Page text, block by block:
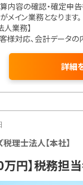
詳細
内容の確認・確定申
メイン業務となります。
人業務】
様対応、会計データ
計画書の作成、組織再編
人業務】
の他】
理士法人【本社】
円】税務担